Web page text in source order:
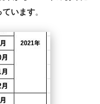
ています。